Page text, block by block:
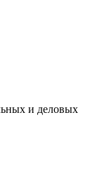
и деловых